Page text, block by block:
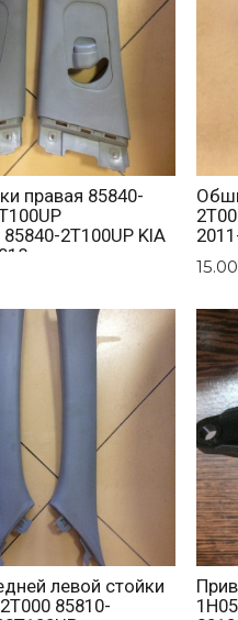
правая 85840-
2T100UP KIA
левой стойки
85810-